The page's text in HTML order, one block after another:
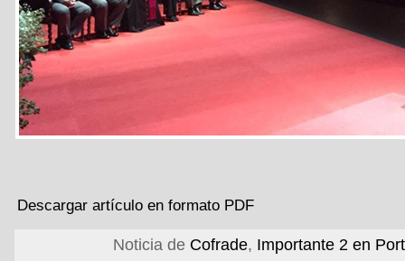
Descargar artículo en formato PDF
Noticia de Cofrade, Importante 2 en